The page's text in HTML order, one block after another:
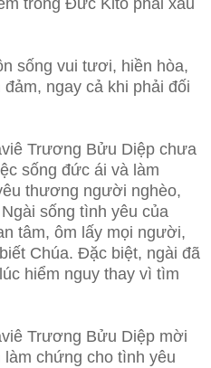
trong Đức Kitô phải xấu
sống vui tươi, hiền hòa,
ngay cả khi phải đối
Trương Bửu Diệp chưa
sống đức ái và làm
thương người nghèo,
sống tình yêu của
tâm, ôm lấy mọi người,
Chúa. Đặc biệt, ngài đã
hiểm nguy thay vì tìm
Trương Bửu Diệp mời
chứng cho tình yêu